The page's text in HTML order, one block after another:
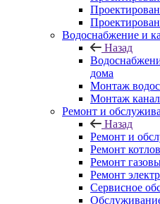
Водоснабжение и
Назад
дома
Монтаж
Монтаж
Ремонт и
Назад
Ремонт и
Ремонт котлов
Ремонт
Ремонт
Сервисное